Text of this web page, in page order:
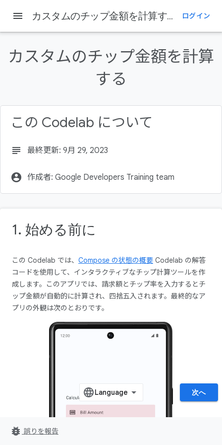
前提条件
学習内容
menu カスタムのチップ金額を計算する ログイン
カスタムのチップ金額を計算
する
この Codelab について
subject 最終更新: 9月 29, 2023
account_circle 作成者: Google Developers Training team
1. 始める前に
この Codelab では、 Compose の状態の概要 Codelab の解答
コードを使用して、インタラクティブなチップ計算ツールを作
成します。このアプリでは、請求額とチップ率を入力するとチ
ップ金額が自動的に計算され、四捨五入されます。最終的なア
プリの外観は次のとおりです。
次へ
bug_report 誤りを報告